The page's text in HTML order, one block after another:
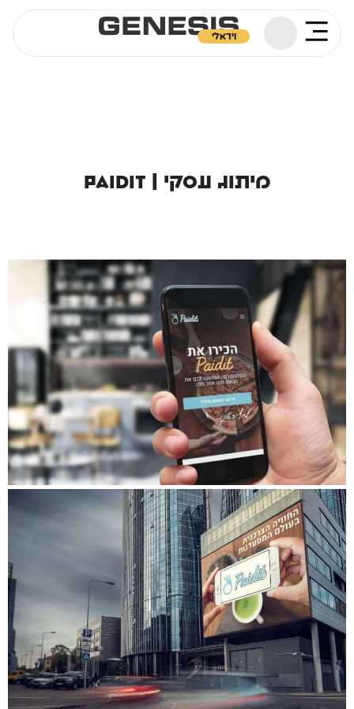
ויראלי
מיתוג עסקי | Paidit